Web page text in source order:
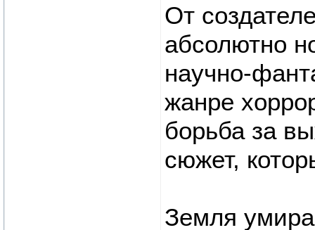
От
абсолютно
научно-
жанре
борьба за
сюжет,
Земля